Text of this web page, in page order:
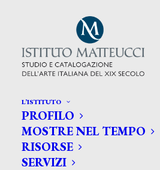
L’ISTITUTO
PROFILO
MOSTRE NEL TEMPO
RISORSE
SERVIZI
CERCA TRA GLI ARTISTI:
Search